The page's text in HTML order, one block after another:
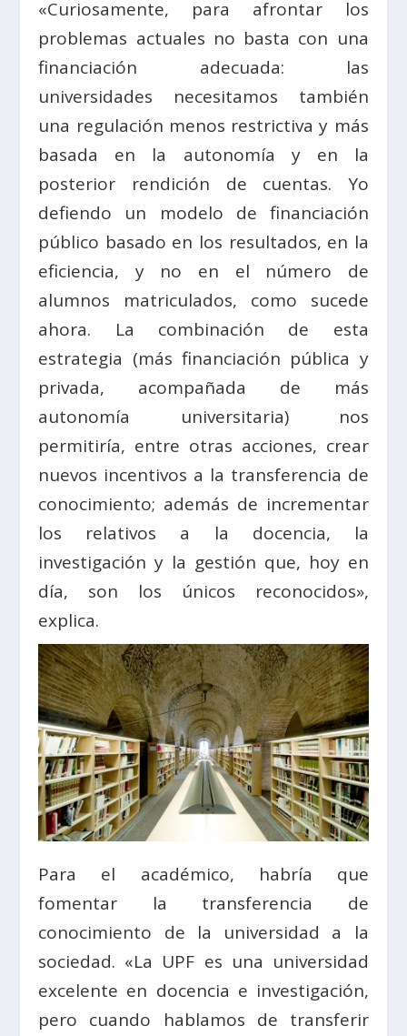
«Curiosamente, para afrontar los
problemas actuales no basta con una
financiación adecuada: las
universidades necesitamos también
una regulación menos restrictiva y más
basada en la autonomía y en la
posterior rendición de cuentas. Yo
defiendo un modelo de financiación
público basado en los resultados, en la
eficiencia, y no en el número de
alumnos matriculados, como sucede
ahora. La combinación de esta
estrategia (más financiación pública y
privada, acompañada de más
autonomía universitaria) nos
permitiría, entre otras acciones, crear
nuevos incentivos a la transferencia de
conocimiento; además de incrementar
los relativos a la docencia, la
investigación y la gestión que, hoy en
día, son los únicos reconocidos»,
explica.
Para el académico, habría que
fomentar la transferencia de
conocimiento de la universidad a la
sociedad. «La UPF es una universidad
excelente en docencia e investigación,
pero cuando hablamos de transferir